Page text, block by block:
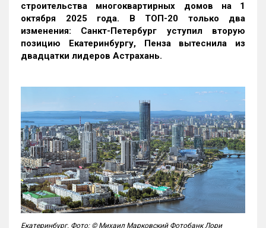
строительства многоквартирных домов на 1
октября 2025 года. В ТОП-20 только два
изменения: Санкт-Петербург уступил вторую
позицию Екатеринбургу, Пенза вытеснила из
двадцатки лидеров Астрахань.
Екатеринбург. Фото: © Михаил Марковский Фотобанк Лори